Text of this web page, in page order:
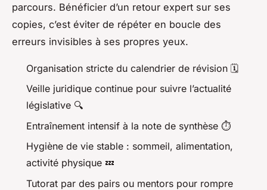
parcours. Bénéficier d’un retour expert sur ses
copies, c’est éviter de répéter en boucle des
erreurs invisibles à ses propres yeux.
Organisation stricte du calendrier de révision 🗓️
Veille juridique continue pour suivre l’actualité
législative 🔍
Entraînement intensif à la note de synthèse ⏱️
Hygiène de vie stable : sommeil, alimentation,
activité physique 💤
Tutorat par des pairs ou mentors pour rompre